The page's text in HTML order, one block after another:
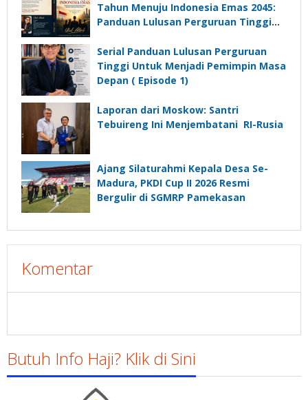
Desa
Tahun Menuju Indonesia Emas 2045:
Panduan Lulusan Perguruan Tinggi
Depan”?
Serial Panduan Lulusan Perguruan
Tinggi Untuk Menjadi Pemimpin Masa
Depan ( Episode 1)
Laporan dari Moskow: Santri
Tebuireng Ini Menjembatani RI-Rusia
Ajang Silaturahmi Kepala Desa Se-
Madura, PKDI Cup II 2026 Resmi
Bergulir di SGMRP Pamekasan
Komentar
Butuh Info Haji? Klik di Sini